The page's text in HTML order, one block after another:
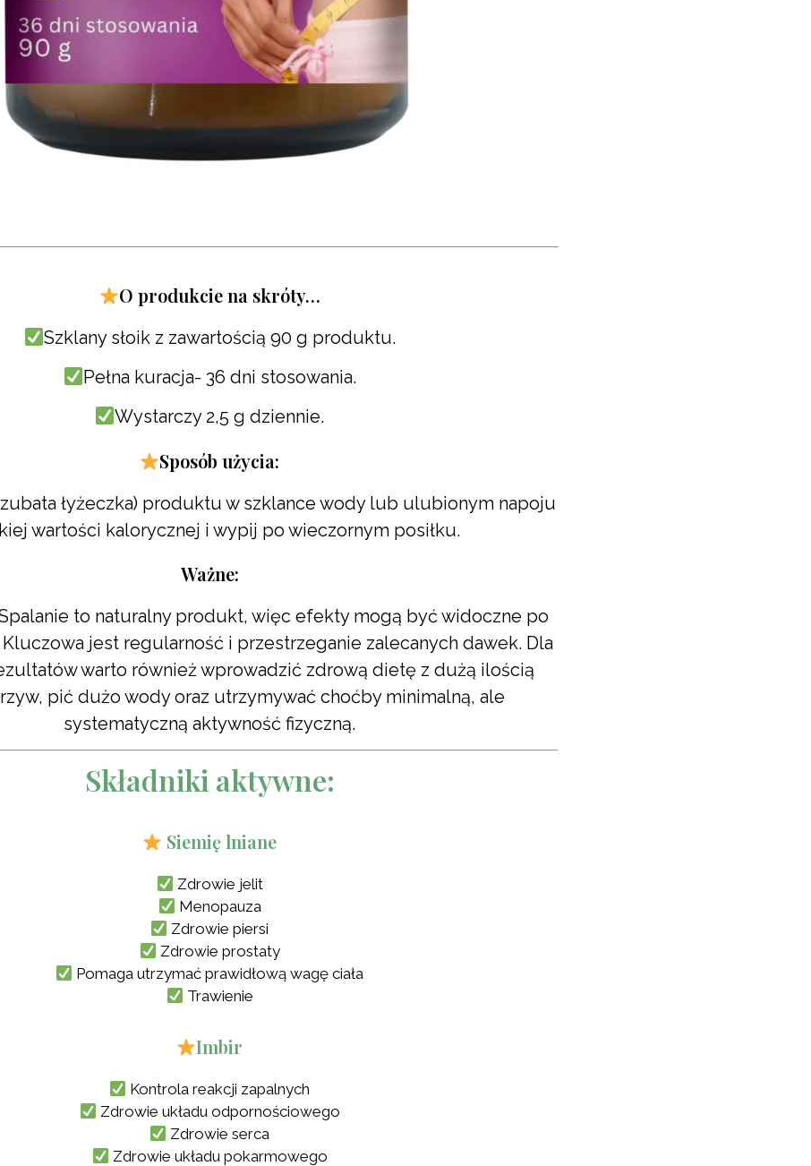
O produkcie na skróty…
Szklany słoik z zawartością 90 g produktu.
Pełna kuracja- 36 dni stosowania.
Wystarczy 2,5 g dziennie.
Sposób użycia:
łyżeczka) produktu w szklance wody lub ulubionym napoju
wartości kalorycznej i wypij po wieczornym posiłku.
Ważne:
to naturalny produkt, więc efekty mogą być widoczne po
jest regularność i przestrzeganie zalecanych dawek. Dla
warto również wprowadzić zdrową dietę z dużą ilością
pić dużo wody oraz utrzymywać choćby minimalną, ale
systematyczną aktywność fizyczną.
Składniki aktywne:
Siemię lniane
Zdrowie jelit
Menopauza
Zdrowie piersi
Zdrowie prostaty
Pomaga utrzymać prawidłową wagę ciała
Trawienie
Imbir
Kontrola reakcji zapalnych
Zdrowie układu odpornościowego
Zdrowie serca
Zdrowie układu pokarmowego